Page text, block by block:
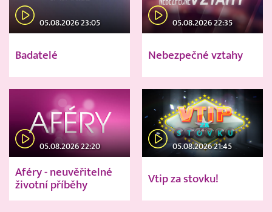
05.08.2026 23:05
Badatelé
05.08.2026 22:35
Nebezpečné vztahy
05.08.2026 22:20
Aféry - neuvěřitelné
životní příběhy
05.08.2026 21:45
Vtip za stovku!